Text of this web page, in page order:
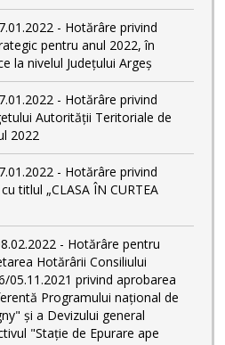
- Hotărâre privind
pentru anul 2022, în
la nivelul Județului Argeș
- Hotărâre privind
Autorității Teritoriale de
2022
- Hotărâre privind
titlul „CLASA ÎN CURTEA
- Hotărâre pentru
Hotărârii Consiliului
05.11.2021 privind aprobarea
Programului național de
și a Devizului general
"Stație de Epurare ape